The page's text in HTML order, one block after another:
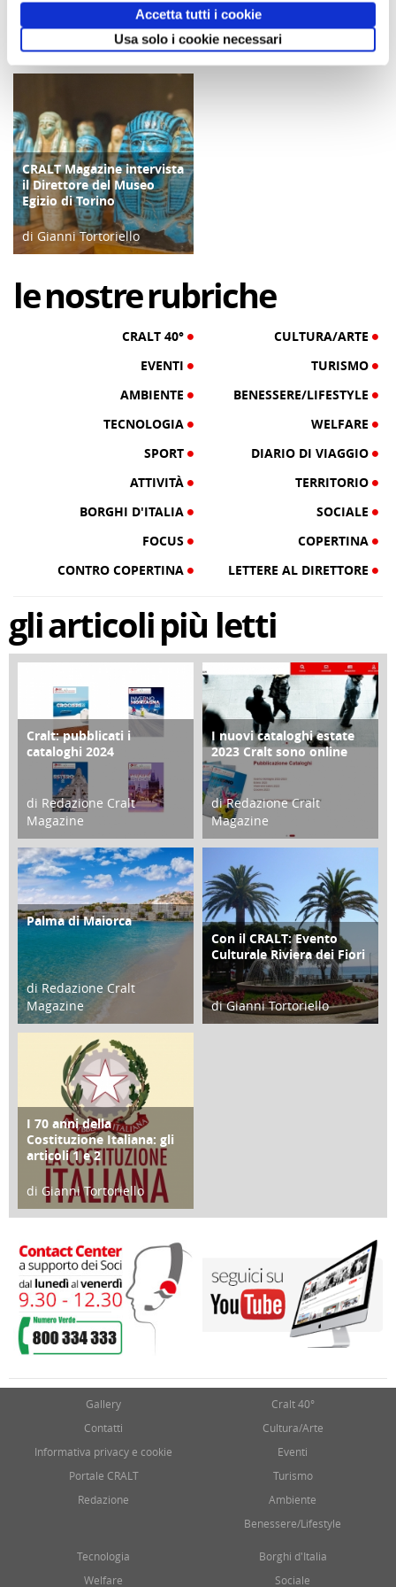
Accetta tutti i cookie
Usa solo i cookie necessari
di Clotilde Fontana
28/02/23
Firenze
di Franco Moraldi
COPERTINA
CRALT Magazine intervista
il Direttore del Museo
Egizio di Torino
di Gianni Tortoriello
lenostrerubriche
CRALT 40°
CULTURA/ARTE
EVENTI
TURISMO
AMBIENTE
BENESSERE/LIFESTYLE
TECNOLOGIA
WELFARE
SPORT
DIARIO DI VIAGGIO
ATTIVITÀ
TERRITORIO
BORGHI D'ITALIA
SOCIALE
FOCUS
COPERTINA
CONTRO COPERTINA
LETTERE AL DIRETTORE
gliarticolipiù letti
COPERTINA
Cralt: pubblicati i
cataloghi 2024
di Redazione Cralt
Magazine
21 Novembre 2023
CONTRO COPERTINA
I nuovi cataloghi estate
2023 Cralt sono online
di Redazione Cralt
Magazine
07 Marzo 2023
ATTIVITÀ
Palma di Maiorca
di Redazione Cralt
Magazine
25 Giugno 2016
ATTIVITÀ
Con il CRALT: Evento
Culturale Riviera dei Fiori
di Gianni Tortoriello
FOCUS
I 70 anni della
Costituzione Italiana: gli
articoli 1 e 2
di Gianni Tortoriello
17 Marzo 2018
Gallery
Contatti
Informativa privacy e cookie
Portale CRALT
Redazione
Cralt 40°
Cultura/Arte
Eventi
Turismo
Ambiente
Benessere/Lifestyle
Tecnologia
Welfare
Borghi d'Italia
Sociale